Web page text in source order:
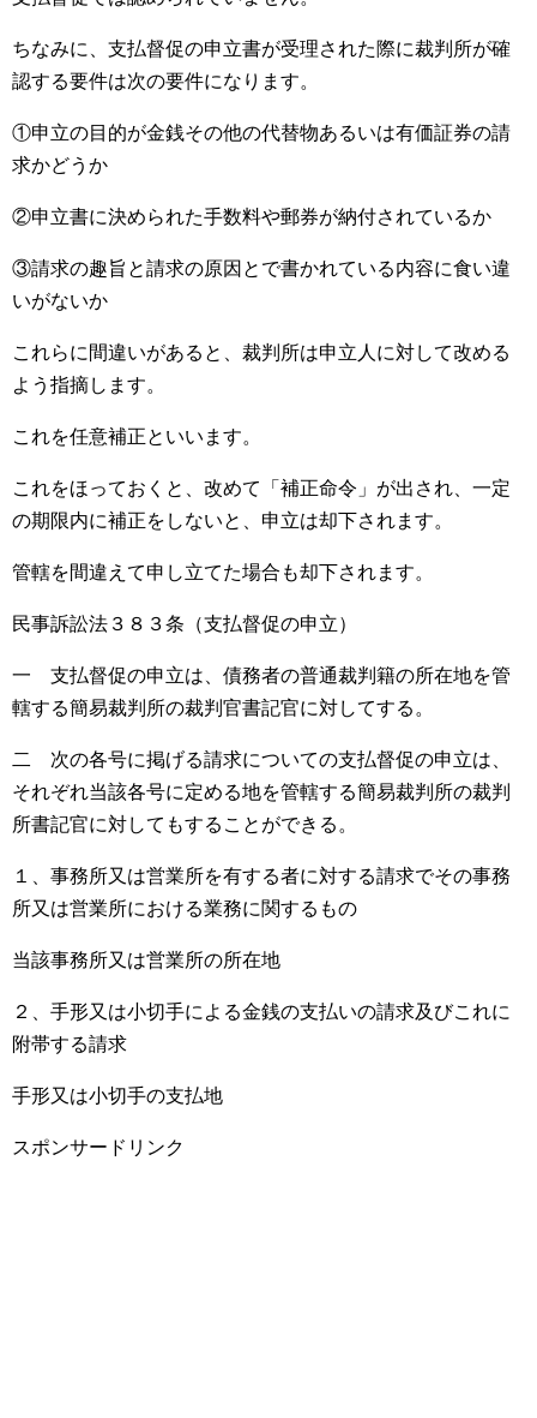
ちなみに、支払督促の申立書が受理された際に裁判所が確
認する要件は次の要件になります。
①申立の目的が金銭その他の代替物あるいは有価証券の請
求かどうか
②申立書に決められた手数料や郵券が納付されているか
③請求の趣旨と請求の原因とで書かれている内容に食い違
いがないか
これらに間違いがあると、裁判所は申立人に対して改める
よう指摘します。
これを任意補正といいます。
これをほっておくと、改めて「補正命令」が出され、一定
の期限内に補正をしないと、申立は却下されます。
管轄を間違えて申し立てた場合も却下されます。
民事訴訟法３８３条（支払督促の申立）
一 支払督促の申立は、債務者の普通裁判籍の所在地を管
轄する簡易裁判所の裁判官書記官に対してする。
二 次の各号に掲げる請求についての支払督促の申立は、
それぞれ当該各号に定める地を管轄する簡易裁判所の裁判
所書記官に対してもすることができる。
１、事務所又は営業所を有する者に対する請求でその事務
所又は営業所における業務に関するもの
当該事務所又は営業所の所在地
２、手形又は小切手による金銭の支払いの請求及びこれに
附帯する請求
手形又は小切手の支払地
スポンサードリンク